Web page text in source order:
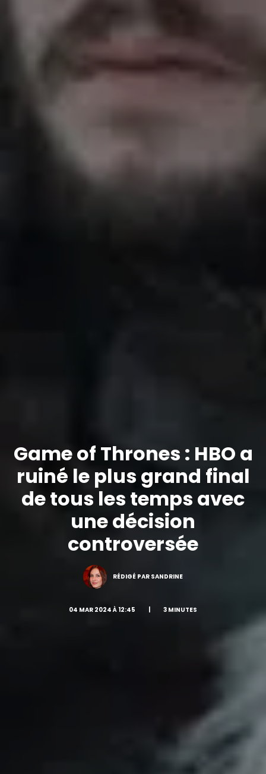
Game of Thrones : HBO a
ruiné le plus grand final
de tous les temps avec
une décision
controversée
RÉDIGÉ PAR SANDRINE
04 MAR 2024 À 12:45 3 MINUTES